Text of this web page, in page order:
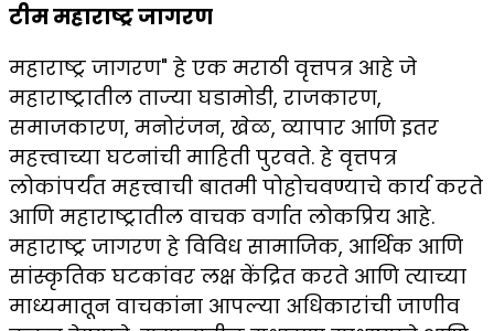
टीम महाराष्ट्र जागरण
महाराष्ट्र जागरण" हे एक मराठी वृत्तपत्र आहे जे
महाराष्ट्रातील ताज्या घडामोडी, राजकारण,
समाजकारण, मनोरंजन, खेळ, व्यापार आणि इतर
महत्त्वाच्या घटनांची माहिती पुरवते. हे वृत्तपत्र
लोकांपर्यंत महत्त्वाची बातमी पोहोचवण्याचे कार्य करते
आणि महाराष्ट्रातील वाचक वर्गात लोकप्रिय आहे.
महाराष्ट्र जागरण हे विविध सामाजिक, आर्थिक आणि
सांस्कृतिक घटकांवर लक्ष केंद्रित करते आणि त्याच्या
माध्यमातून वाचकांना आपल्या अधिकारांची जाणीव